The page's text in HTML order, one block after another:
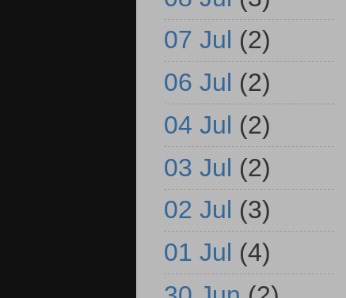
07 Jul (2)
06 Jul (2)
04 Jul (2)
03 Jul (2)
02 Jul (3)
01 Jul (4)